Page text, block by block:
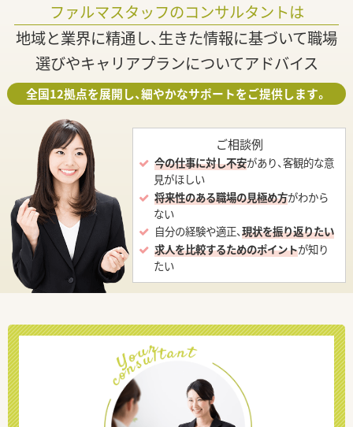
ファルマスタッフのコンサルタントは
地域と業界に精通し、生きた情報に基づいて職場
選びやキャリアプランについてアドバイス
全国12拠点を展開し、細やかなサポートをご提供します。
ご相談例
今の仕事に対し不安があり、客観的な意
見がほしい
将来性のある職場の見極め方がわから
ない
自分の経験や適正、現状を振り返りたい
求人を比較するためのポイントが知り
たい